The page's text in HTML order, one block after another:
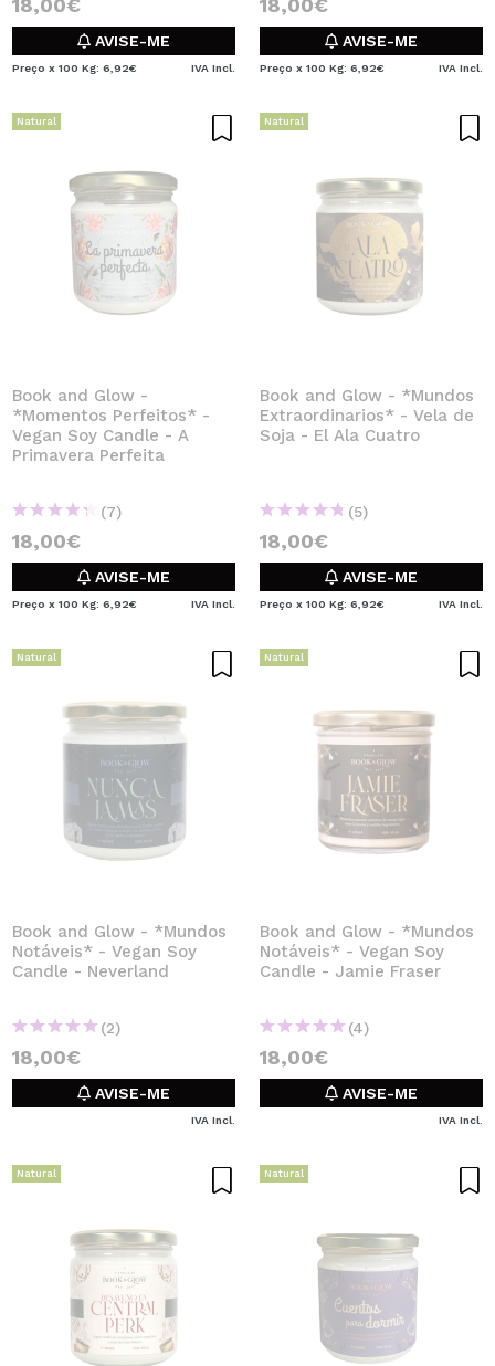
18,00€
AVISE-ME
Preço x 100 Kg: 6,92€ IVA Incl.
18,00€
AVISE-ME
Preço x 100 Kg: 6,92€ IVA Incl.
Natural
Book and Glow -
*Momentos Perfeitos* -
Vegan Soy Candle - A
Primavera Perfeita
(7)
18,00€
AVISE-ME
Preço x 100 Kg: 6,92€ IVA Incl.
Natural
Book and Glow - *Mundos
Extraordinarios* - Vela de
Soja - El Ala Cuatro
(5)
18,00€
AVISE-ME
Preço x 100 Kg: 6,92€ IVA Incl.
Natural
Book and Glow - *Mundos
Notáveis* - Vegan Soy
Candle - Neverland
(2)
18,00€
AVISE-ME
IVA Incl.
Natural
Book and Glow - *Mundos
Notáveis* - Vegan Soy
Candle - Jamie Fraser
(4)
18,00€
AVISE-ME
IVA Incl.
Natural Natural